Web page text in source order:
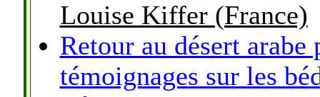
Louise Kiffer (France)
Retour au désert arabe
témoignages sur les